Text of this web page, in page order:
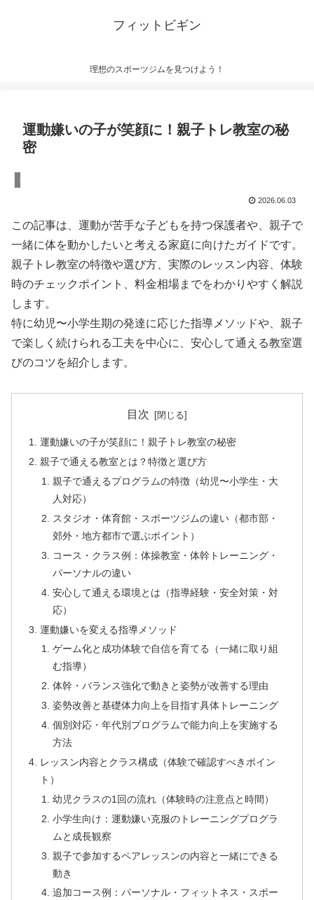
フィットビギン
理想のスポーツジムを見つけよう！
運動嫌いの子が笑顔に！親子トレ教室の秘
密
2026.06.03
この記事は、運動が苦手な子どもを持つ保護者や、親子で
一緒に体を動かしたいと考える家庭に向けたガイドです。
親子トレ教室の特徴や選び方、実際のレッスン内容、体験
時のチェックポイント、料金相場までをわかりやすく解説
します。
特に幼児〜小学生期の発達に応じた指導メソッドや、親子
で楽しく続けられる工夫を中心に、安心して通える教室選
びのコツを紹介します。
目次
運動嫌いの子が笑顔に！親子トレ教室の秘密
親子で通える教室とは？特徴と選び方
親子で通えるプログラムの特徴（幼児〜小学生・大
人対応）
スタジオ・体育館・スポーツジムの違い（都市部・
郊外・地方都市で選ぶポイント）
コース・クラス例：体操教室・体幹トレーニング・
パーソナルの違い
安心して通える環境とは（指導経験・安全対策・対
応）
運動嫌いを変える指導メソッド
ゲーム化と成功体験で自信を育てる（一緒に取り組
む指導）
体幹・バランス強化で動きと姿勢が改善する理由
姿勢改善と基礎体力向上を目指す具体トレーニング
個別対応・年代別プログラムで能力向上を実施する
方法
レッスン内容とクラス構成（体験で確認すべきポイン
ト）
幼児クラスの1回の流れ（体験時の注意点と時間）
小学生向け：運動嫌い克服のトレーニングプログラ
ムと成長観察
親子で参加するペアレッスンの内容と一緒にできる
動き
追加コース例：パーソナル・フィットネス・スポー